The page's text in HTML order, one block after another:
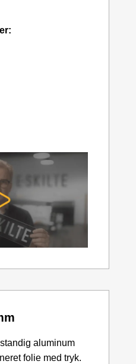
aluminum
folie med tryk.